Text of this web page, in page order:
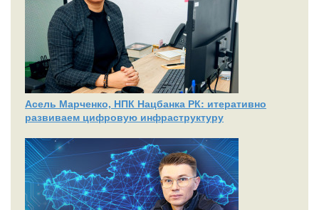
Асель Марченко, НПК Нацбанка РК: итеративно
развиваем цифровую инфраструктуру